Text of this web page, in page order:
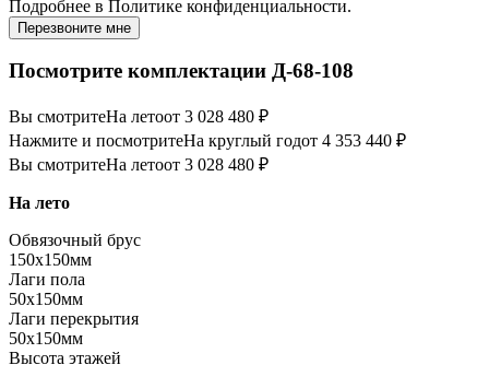
Подробнее в Политике конфиденциальности.
Перезвоните мне
Посмотрите комплектации Д-68-108
Вы смотритеНа летоот 3 028 480 ₽
Нажмите и посмотритеНа круглый годот 4 353 440 ₽
Вы смотритеНа летоот 3 028 480 ₽
На лето
Обвязочный брус
150х150мм
Лаги пола
50х150мм
Лаги перекрытия
50х150мм
Высота этажей